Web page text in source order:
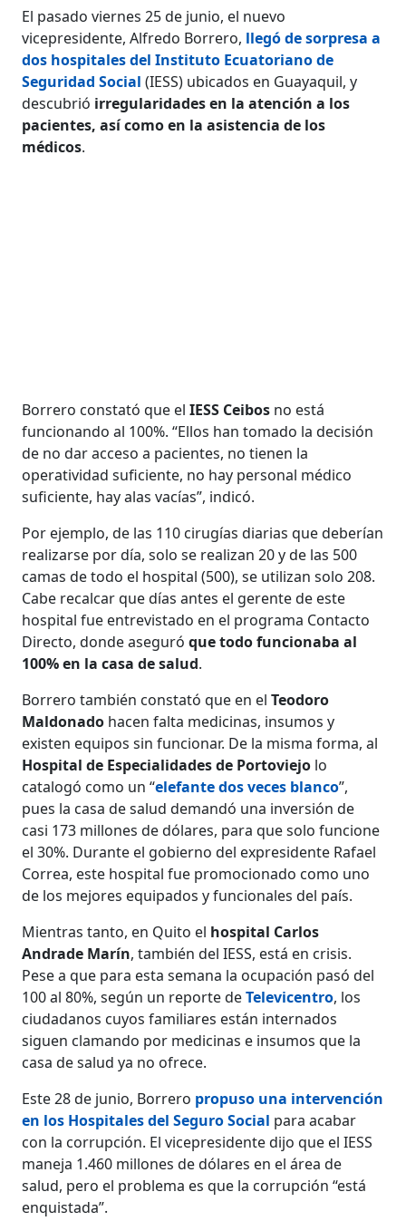
El pasado viernes 25 de junio, el nuevo
vicepresidente, Alfredo Borrero, llegó de sorpresa a
dos hospitales del Instituto Ecuatoriano de
Seguridad Social (IESS) ubicados en Guayaquil, y
descubrió irregularidades en la atención a los
pacientes, así como en la asistencia de los
médicos.
Borrero constató que elIESS Ceibos no está
funcionando al 100%. “Ellos han tomado la decisión
de no dar acceso a pacientes, no tienen la
operatividad suficiente, no hay personal médico
suficiente, hay alas vacías”, indicó.
Por ejemplo, de las 110 cirugías diarias que deberían
realizarse por día, solo se realizan 20 y de las 500
camas de todo el hospital (500), se utilizan solo 208.
Cabe recalcar que días antes el gerente de este
hospital fue entrevistado en el programa Contacto
Directo, donde aseguróque todo funcionaba al
100% en la casa de salud.
Borrero también constató que en elTeodoro
Maldonado hacen falta medicinas, insumos y
existen equipos sin funcionar. De la misma forma, al
Hospital de Especialidades de Portoviejo lo
catalogó como un “elefante dos veces blanco”,
pues la casa de salud demandó una inversión de
casi 173 millones de dólares, para que solo funcione
el 30%. Durante el gobierno del expresidente Rafael
Correa, este hospital fue promocionado como uno
de los mejores equipados y funcionales del país.
Mientras tanto, en Quito el hospital Carlos
Andrade Marín, también del IESS, está en crisis.
Pese a que para esta semana la ocupación pasó del
100 al 80%, según un reporte deTelevicentro, los
ciudadanos cuyos familiares están internados
siguen clamando por medicinas e insumos que la
casa de salud ya no ofrece.
Este 28 de junio, Borrero propuso una intervención
en los Hospitales del Seguro Social para acabar
con la corrupción. El vicepresidente dijo que el IESS
maneja 1.460 millones de dólares en el área de
salud, pero el problema es que la corrupción “está
enquistada”.